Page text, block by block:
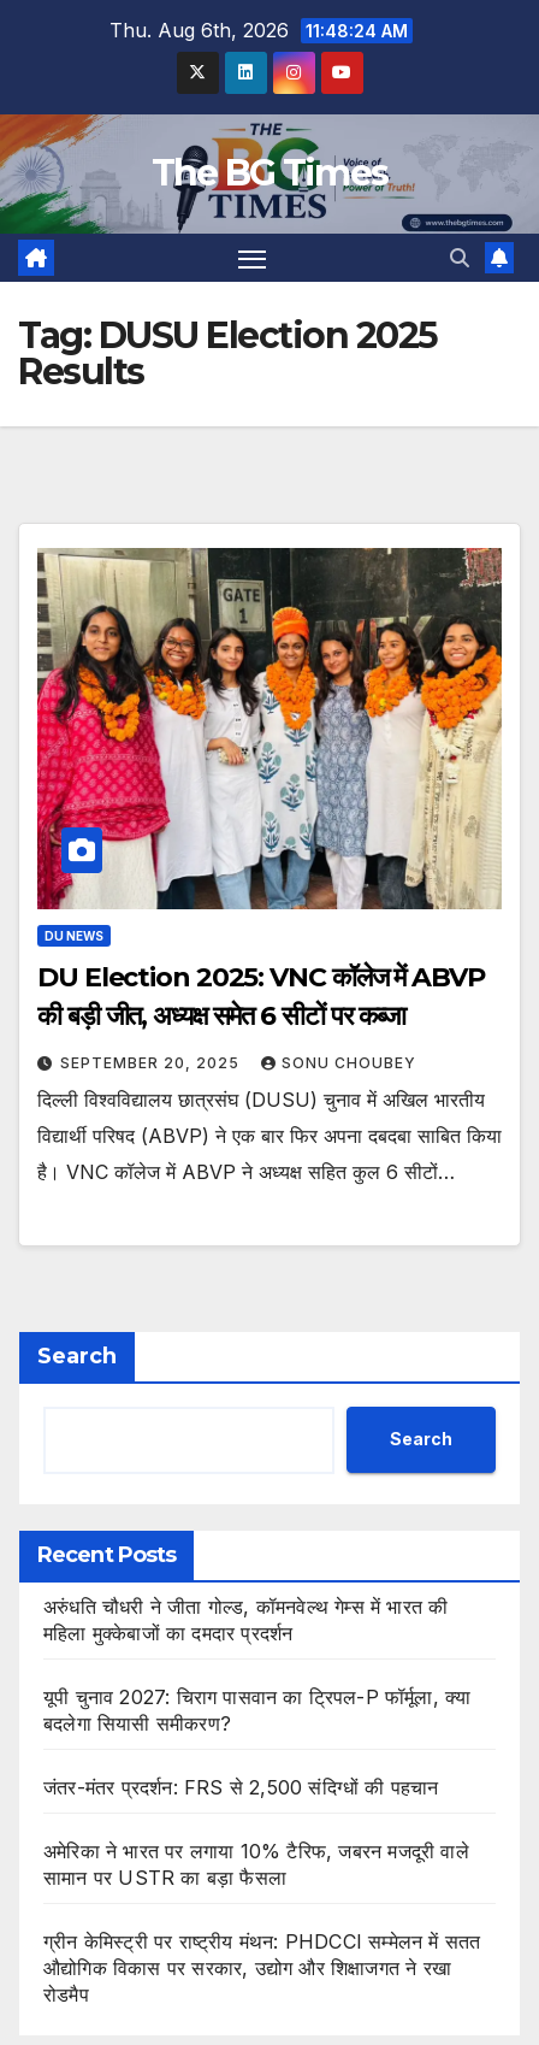
Thu. Aug 6th, 2026 11:48:24 AM
The BG Times
Tag: DUSU Election 2025
Results
DU NEWS
DU Election 2025: VNC कॉलेज में ABVP
की बड़ी जीत, अध्यक्ष समेत 6 सीटों पर कब्जा
SEPTEMBER 20, 2025 SONU CHOUBEY
दिल्ली विश्वविद्यालय छात्रसंघ (DUSU) चुनाव में अखिल भारतीय
विद्यार्थी परिषद (ABVP) ने एक बार फिर अपना दबदबा साबित किया
है। VNC कॉलेज में ABVP ने अध्यक्ष सहित कुल 6 सीटों…
Search
Search
Recent Posts
अरुंधति चौधरी ने जीता गोल्ड, कॉमनवेल्थ गेम्स में भारत की
महिला मुक्केबाजों का दमदार प्रदर्शन
यूपी चुनाव 2027: चिराग पासवान का ट्रिपल-P फॉर्मूला, क्या
बदलेगा सियासी समीकरण?
जंतर-मंतर प्रदर्शन: FRS से 2,500 संदिग्धों की पहचान
अमेरिका ने भारत पर लगाया 10% टैरिफ, जबरन मजदूरी वाले
सामान पर USTR का बड़ा फैसला
ग्रीन केमिस्ट्री पर राष्ट्रीय मंथन: PHDCCI सम्मेलन में सतत
औद्योगिक विकास पर सरकार, उद्योग और शिक्षाजगत ने रखा
रोडमैप